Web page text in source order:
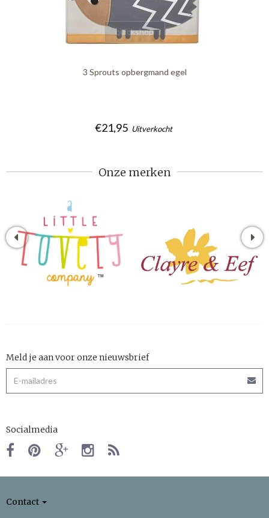
quickshop
3 Sprouts opbergmand egel
€21,95 Uitverkocht
Onze merken
Meld je aan voor onze nieuwsbrief
Socialmedia
Contact